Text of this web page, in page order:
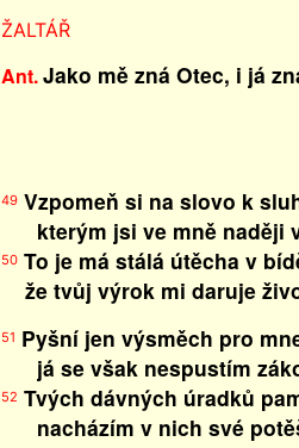
ŽALTÁŘ
Ant.Jako mě zná Otec, i já
49 Vzpomeň si na slovo k
kterým jsi ve mně naději
50 To je má stálá útěcha v
že tvůj výrok mi daruje
51 Pyšní jen výsměch pro
já se však nespustím
52 Tvých dávných úradků
nacházím v nich své